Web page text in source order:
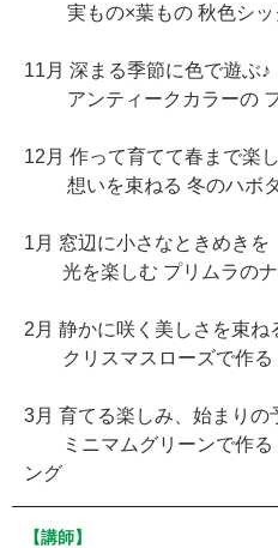
実もの×葉もの 秋色シッ
11月 深まる季節に色で遊ぶ♪
アンティークカラーの フ
12月 作って育てて春まで楽
想いを束ねる 冬のハボタ
1月 窓辺に小さなときめきを
光を楽しむ プリムラのナ
2月 静かに咲く美しさを束ね
クリスマスローズで作る
3月 育てる楽しみ、始まりの
ミニマムグリーンで作る
ング
【講師】